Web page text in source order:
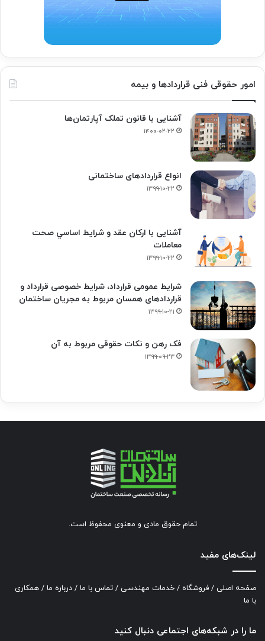
امور حقوقی فنی قراردادها و بیمه
آشنایی با قانون تملک آپارتمان‌ها
۱۴۰۰-۰۲-۲۲
انواع قراردادهای ساختمانی
۱۳۹۹-۱۰-۲۲
آشنایی با ارکان عقد و شرايط اساسي صحت
معاملات
۱۳۹۹-۱۰-۲۲
شرایط عمومی قرارداد، شرایط خصوصی قرارداد و
قراردادهای همسان مربوط به مجریان ساختمان
۱۳۹۹-۱۰-۲۱
فک‌ رهن و نکات حقوقی مربوط به آن
۱۳۹۹-۰۹-۲۳
تمام حقوق مادی و معنوی محفوظ است.
لینک‌های مفید
صفحه اصلی / فروشگاه / خدمات مهندسی / تماس با ما / درباره ما / همکاری
با ما
ما را در شبکه‌های اجتماعی دنبال کنید